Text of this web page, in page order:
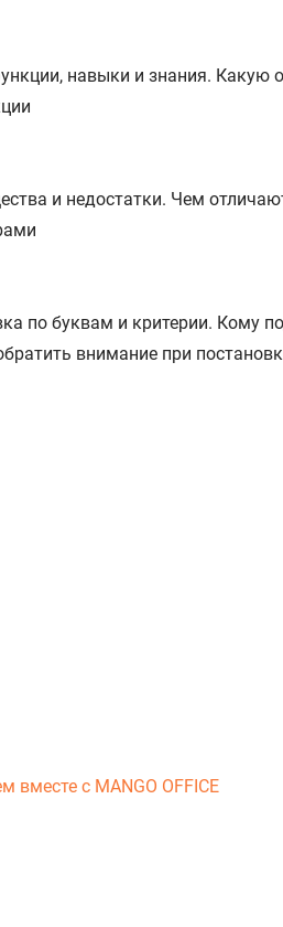
навыки и знания. Какую
и недостатки. Чем
по буквам и критерии. Кому
внимание при
вместе с MANGO OFFICE